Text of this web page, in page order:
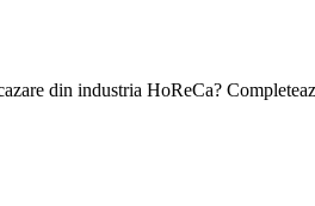
din industria HoReCa?